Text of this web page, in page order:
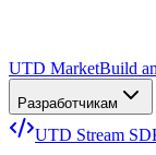
UTD MarketBuild
Разработчикам
UTD Stream